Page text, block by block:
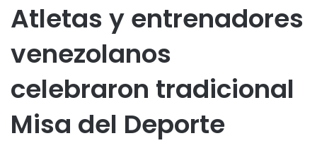
Atletas y entrenadores
venezolanos
celebraron tradicional
Misa del Deporte